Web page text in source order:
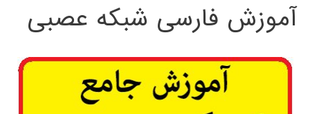
آموزش فارسی شبکه عصبی